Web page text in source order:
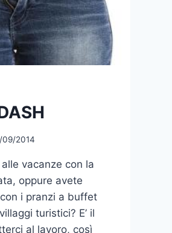
09/2014
vacanze con la
oppure avete
i pranzi a buffet
turistici? E’ il
al lavoro, così